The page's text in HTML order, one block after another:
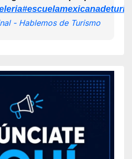
- Hablemos de Turismo